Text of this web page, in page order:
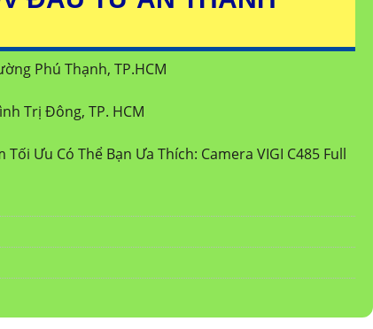
Phú Thạnh, TP.HCM
Trị Đông, TP. HCM
Ưu Có Thể Bạn Ưa Thích: Camera VIGI C485 Full